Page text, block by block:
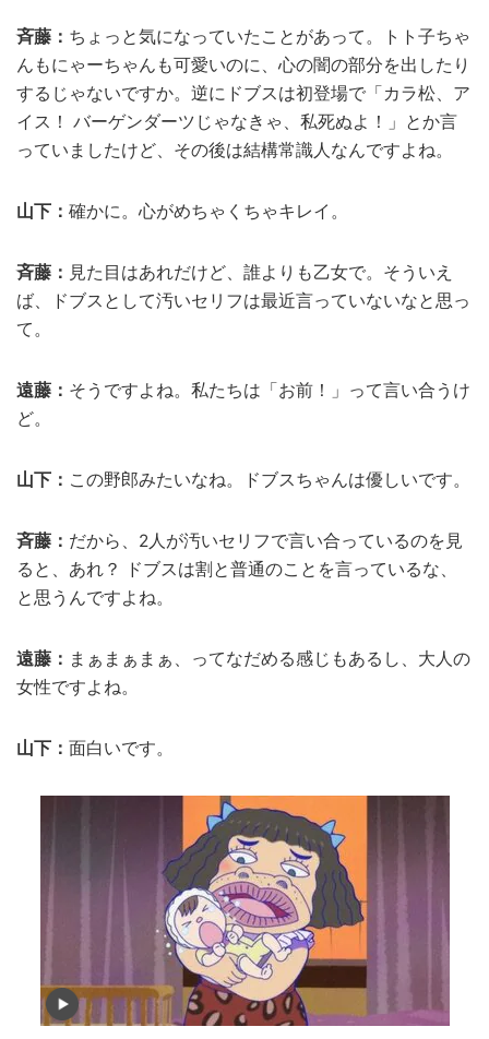
斉藤： ちょっと気になっていたことがあって。トト子ちゃ
んもにゃーちゃんも可愛いのに、心の闇の部分を出したり
するじゃないですか。逆にドブスは初登場で「カラ松、ア
イス！ バーゲンダーツじゃなきゃ、私死ぬよ！」とか言
っていましたけど、その後は結構常識人なんですよね。
山下： 確かに。心がめちゃくちゃキレイ。
斉藤： 見た目はあれだけど、誰よりも乙女で。そういえ
ば、ドブスとして汚いセリフは最近言っていないなと思っ
て。
遠藤： そうですよね。私たちは「お前！」って言い合うけ
ど。
山下： この野郎みたいなね。ドブスちゃんは優しいです。
斉藤： だから、2人が汚いセリフで言い合っているのを見
ると、あれ？ ドブスは割と普通のことを言っているな、
と思うんですよね。
遠藤： まぁまぁまぁ、ってなだめる感じもあるし、大人の
女性ですよね。
山下： 面白いです。